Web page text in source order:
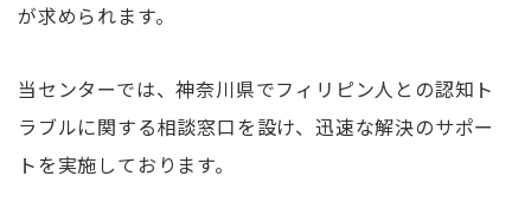
が求められます。
当センターでは、神奈川県でフィリピン人との認知ト
ラブルに関する相談窓口を設け、迅速な解決のサポー
トを実施しております。